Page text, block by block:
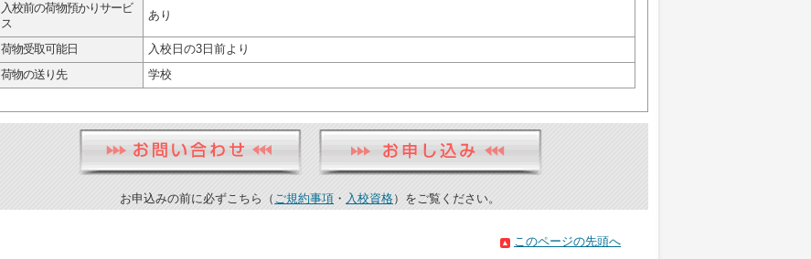
入校前の荷物預かりサービ
ス
あり
荷物受取可能日
入校日の3日前より
荷物の送り先
学校
お申込みの前に必ずこちら（ ご規約事項 ・ 入校資格）をご覧ください。
このページの先頭へ